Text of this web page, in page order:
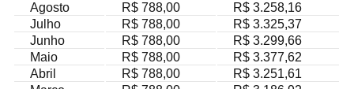
Agosto
R$ 788,00
R$ 3.258,16
Julho
R$ 788,00
R$ 3.325,37
Junho
R$ 788,00
R$ 3.299,66
Maio
R$ 788,00
R$ 3.377,62
Abril
R$ 788,00
R$ 3.251,61